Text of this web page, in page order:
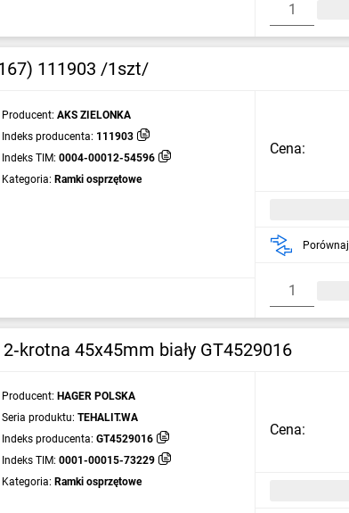
111903 /1szt/
Producent: AKS ZIELONKA
Indeks producenta: 111903
Indeks TIM: 0004-00012-54596
Kategoria: Ramki osprzętowe
Cena:
Porównaj
45x45mm biały GT4529016
Producent: HAGER POLSKA
Seria produktu: TEHALIT.WA
Indeks producenta: GT4529016
Indeks TIM: 0001-00015-73229
Kategoria: Ramki osprzętowe
Cena: